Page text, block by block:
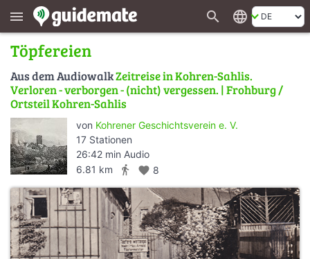
menu search language
Töpfereien
Aus dem AudiowalkZeitreise in Kohren-Sahlis.
Verloren - verborgen - (nicht) vergessen. | Frohburg /
Ortsteil Kohren-Sahlis
von Kohrener Geschichtsverein e. V.
17 Stationen
26:42 min Audio
6.81 km
directions_walk favorite 8